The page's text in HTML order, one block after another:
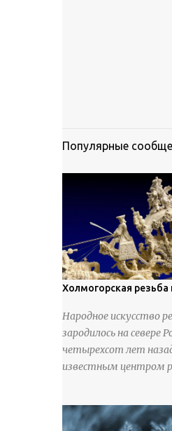
Популярные
Холмогорская резьба
Народное искусство
зародилось на севере
четырехсот лет
известным центром
служили кости